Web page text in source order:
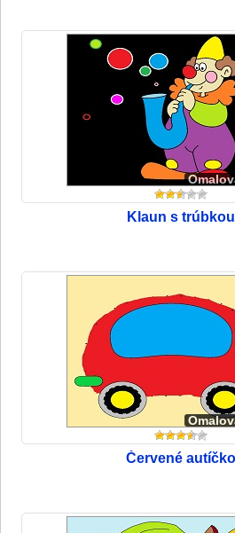
Klaun s trúbkou
Červené autíčko